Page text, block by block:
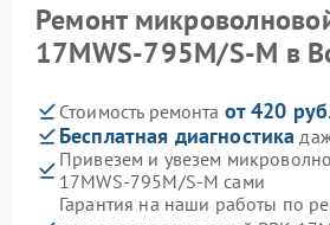
Ремонт
17MWS-795M/S-M в
Стоимость ремонта от 420
Бесплатная диагностика
Привезем и увезем
17MWS-795M/S-M сами
Гарантия на наши работы по